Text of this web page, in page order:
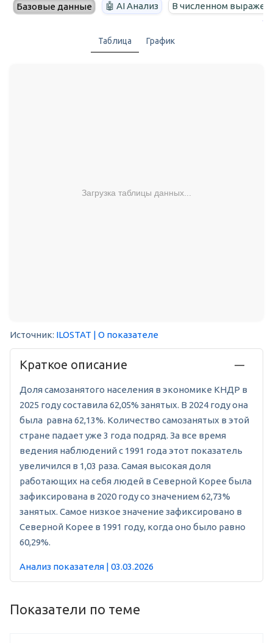
Базовые данные 🤖 AI Анализ В численном
Таблица График
Загрузка таблицы данных...
Источник: ILOSTAT | О показателе
Краткое описание
Доля самозанятого населения в экономике КНДР в
2025 году составила 62,05% занятых. В 2024 году она
была равна 62,13%. Количество самозанятых в этой
стране падает уже 3 года подряд. За все время
ведения наблюдений с 1991 года этот показатель
увеличился в 1,03 раза. Самая высокая доля
работающих на себя людей в Северной Корее была
зафиксирована в 2020 году со значением 62,73%
занятых. Самое низкое значение зафиксировано в
Северной Корее в 1991 году, когда оно было равно
60,29%.
Анализ показателя | 03.03.2026
Показатели по теме